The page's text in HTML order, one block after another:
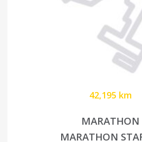
42,195 km
MARATHON
MARATHON